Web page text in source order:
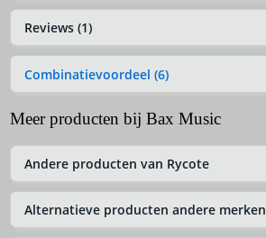
Reviews (1)
Combinatievoordeel (6)
Meer producten bij Bax Music
Andere producten van Rycote
Alternatieve producten andere merken